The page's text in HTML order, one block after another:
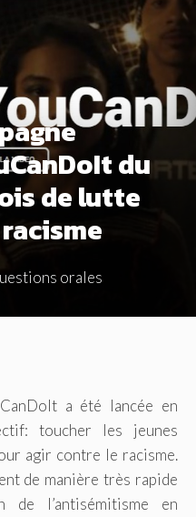
du
de lutte
orales
a été lancée en
toucher les jeunes
agir contre le racisme.
de manière très rapide
l’antisémitisme en